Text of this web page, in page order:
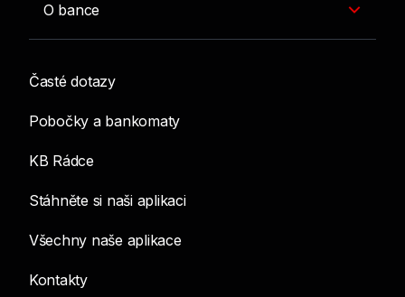
O bance
Časté dotazy
Pobočky a bankomaty
KB Rádce
Stáhněte si naši aplikaci
Všechny naše aplikace
Kontakty